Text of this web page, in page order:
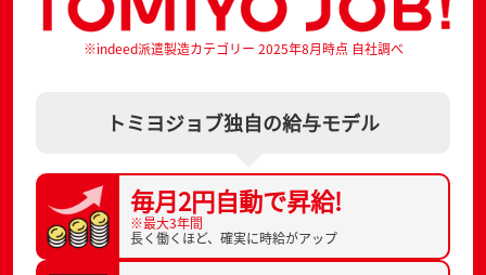
※indeed派遣製造カテゴリー 2025年8月時点 自社調べ
トミヨジョブ独自の給与モデル
毎月2円自動で昇給!
※最大3年間
長く働くほど、 確実に時給がアップ